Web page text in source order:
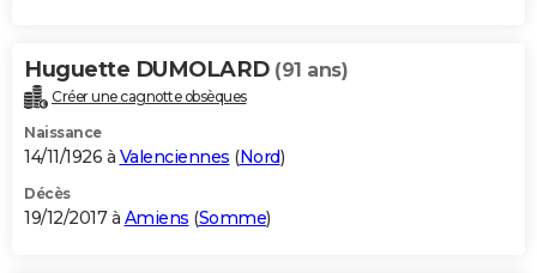
Huguette DUMOLARD (91 ans)
Créer une cagnotte obsèques
Naissance
14/11/1926 à Valenciennes (Nord)
Décès
19/12/2017 à Amiens (Somme)